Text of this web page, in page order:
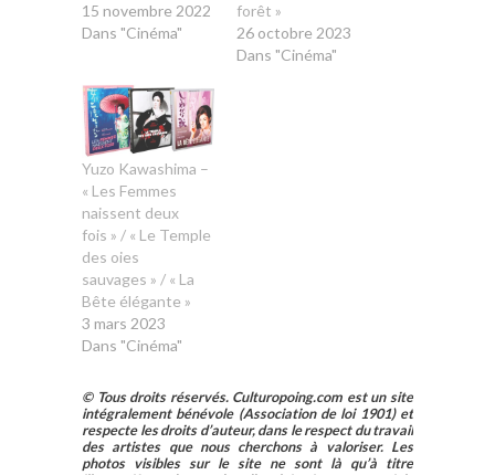
15 novembre 2022
Dans "Cinéma"
forêt »
26 octobre 2023
Dans "Cinéma"
Yuzo Kawashima –
« Les Femmes
naissent deux
fois » / « Le Temple
des oies
sauvages » / « La
Bête élégante »
3 mars 2023
Dans "Cinéma"
© Tous droits réservés. Culturopoing.com est un site
intégralement bénévole (Association de loi 1901) et
respecte les droits d’auteur, dans le respect du travail
des artistes que nous cherchons à valoriser. Les
photos visibles sur le site ne sont là qu’à titre